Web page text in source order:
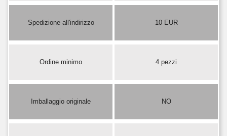
Spedizione all'indirizzo 10 EUR
Ordine minimo 4 pezzi
Imballaggio originale NO